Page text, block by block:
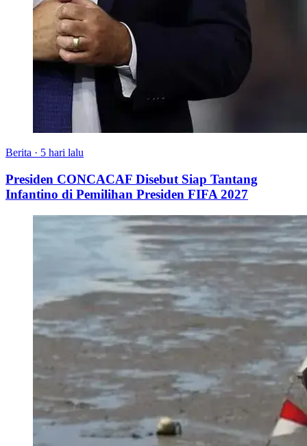
Berita · 5 hari lalu
Presiden CONCACAF Disebut Siap Tantang
Infantino di Pemilihan Presiden FIFA 2027